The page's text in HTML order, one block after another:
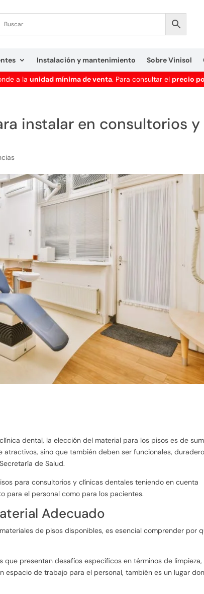
Instalación y mantenimiento Sobre Vinisol
a launidad mínima de venta. Para consultar el precio
instalar en consultorios y
dental, la elección del material para los pisos es de
sino que también deben ser funcionales,
de Salud.
para consultorios y clínicas dentales teniendo en cuenta
para el personal como para los pacientes.
Adecuado
de pisos disponibles, es esencial comprender por
presentan desafíos específicos en términos de limpieza,
espacio de trabajo para el personal, también es un lugar